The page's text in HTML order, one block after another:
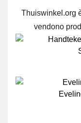
Thuiswinkel.org
vendono